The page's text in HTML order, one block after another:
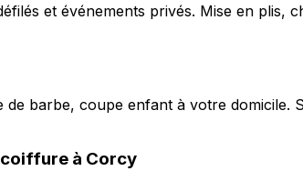
et événements privés. Mise en plis,
barbe, coupe enfant à votre
à Corcy